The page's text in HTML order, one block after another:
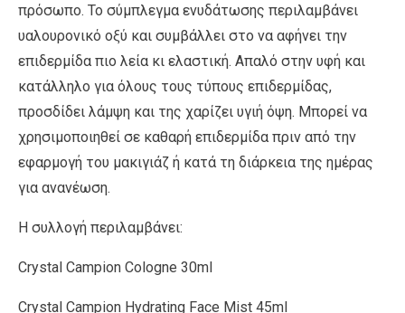
πρόσωπο. Το σύµπλεγµα ενυδάτωσης περιλαµβάνει
υαλουρονικό οξύ και συµβάλλει στο να αφήνει την
επιδερµίδα πιο λεία κι ελαστική. Απαλό στην υφή και
κατάλληλο για όλους τους τύπους επιδερµίδας,
προσδίδει λάµψη και της χαρίζει υγιή όψη. Μπορεί να
χρησιµοποιηθεί σε καθαρή επιδερµίδα πριν από την
εφαρµογή του µακιγιάζ ή κατά τη διάρκεια της ηµέρας
για ανανέωση.
Η συλλογή περιλαµβάνει:
Crystal Campion Cologne 30ml
Crystal Campion Hydrating Face Mist 45ml